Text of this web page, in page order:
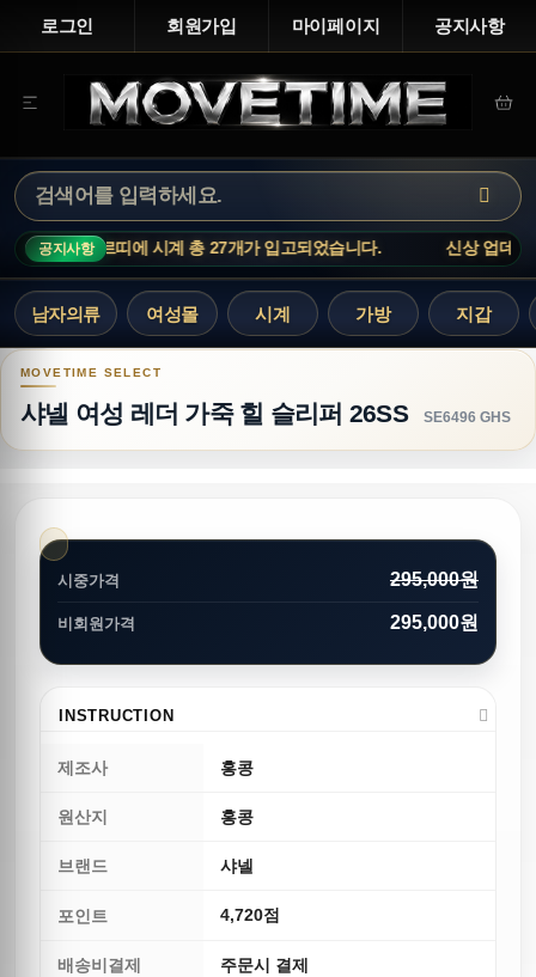
로그인 회원가입 마이페이지 공지사항
공지사항
입고되었습니다. 신상 업데이트 : 까르띠에 시계 총 27개가 입고
남자의류 여성몰 시계 가방 지갑
샤넬 여성 레더 가죽 힐 슬리퍼 26SS
샤넬 여성 레더 가죽 힐 슬리퍼 26SS SE6496 GHS
시중가격 295,000원
비회원가격 295,000원
INSTRUCTION
제조사 홍콩
원산지 홍콩
브랜드 샤넬
포인트 4,720점
배송비결제 주문시 결제